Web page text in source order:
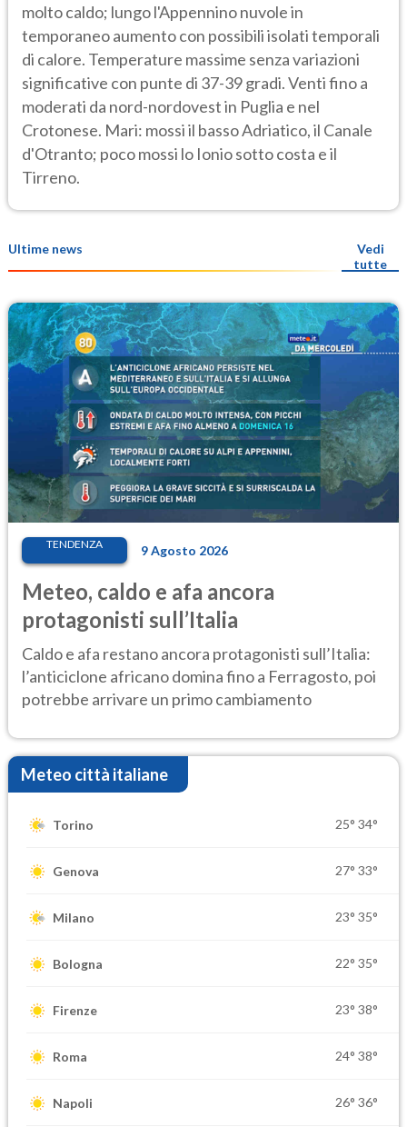
molto caldo; lungo l'Appennino nuvole in
temporaneo aumento con possibili isolati temporali
di calore. Temperature massime senza variazioni
significative con punte di 37-39 gradi. Venti fino a
moderati da nord-nordovest in Puglia e nel
Crotonese. Mari: mossi il basso Adriatico, il Canale
d'Otranto; poco mossi lo Ionio sotto costa e il
Tirreno.
Ultime news
Vedi
tutte
TENDENZA 9 Agosto 2026
Meteo, caldo e afa ancora
protagonisti sull’Italia
Caldo e afa restano ancora protagonisti sull’Italia:
l’anticiclone africano domina fino a Ferragosto, poi
potrebbe arrivare un primo cambiamento
Meteo città italiane
Torino 25° 34°
Genova 27° 33°
Milano 23° 35°
Bologna 22° 35°
Firenze 23° 38°
Roma 24° 38°
Napoli 26° 36°